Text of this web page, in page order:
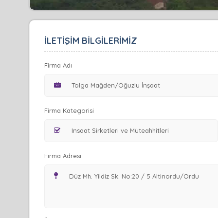
İLETİŞİM BİLGİLERİMİZ
Firma Adı
Firma Kategorisi
Firma Adresi